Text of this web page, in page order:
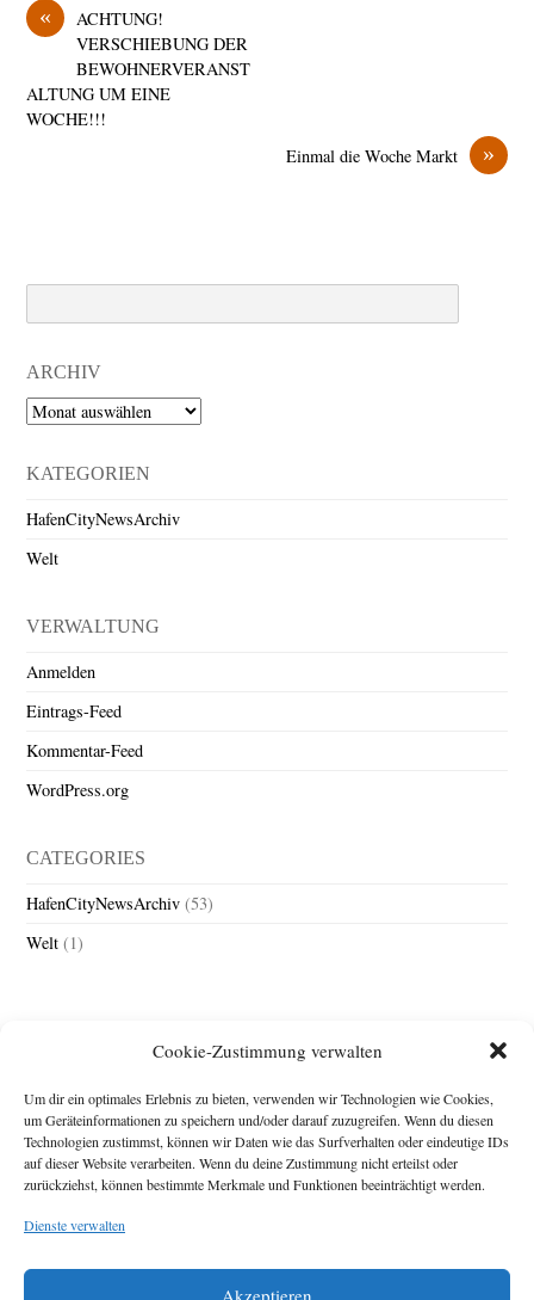
Cookie-Zustimmung verwalten
Um dir ein optimales Erlebnis zu bieten, verwenden wir Technologien wie Cookies,
um Geräteinformationen zu speichern und/oder darauf zuzugreifen. Wenn du diesen
Technologien zustimmst, können wir Daten wie das Surfverhalten oder eindeutige IDs
auf dieser Website verarbeiten. Wenn du deine Zustimmung nicht erteilst oder
zurückziehst, können bestimmte Merkmale und Funktionen beeinträchtigt werden.
Dienste verwalten
«
ACHTUNG!
VERSCHIEBUNG DER
BEWOHNERVERANST
ALTUNG UM EINE
WOCHE!!!
»
Einmal die Woche Markt
ARCHIV
Archiv
KATEGORIEN
HafenCityNewsArchiv
Welt
VERWALTUNG
Anmelden
Eintrags-Feed
Kommentar-Feed
WordPress.org
CATEGORIES
HafenCityNewsArchiv (53)
Welt (1)
Impressum
Michael Baden,
Diese Webseite stellt